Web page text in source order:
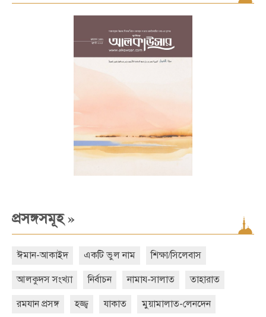
প্রসঙ্গসমূহ»
ঈমান-আকাইদ একটি ভুল নাম শিক্ষা/সিলেবাস
আলকুদস সংখ্যা নির্বাচন নামায-সালাত তাহারাত
রমযান প্রসঙ্গ হজ্জ্ব যাকাত মুয়ামালাত-লেনদেন